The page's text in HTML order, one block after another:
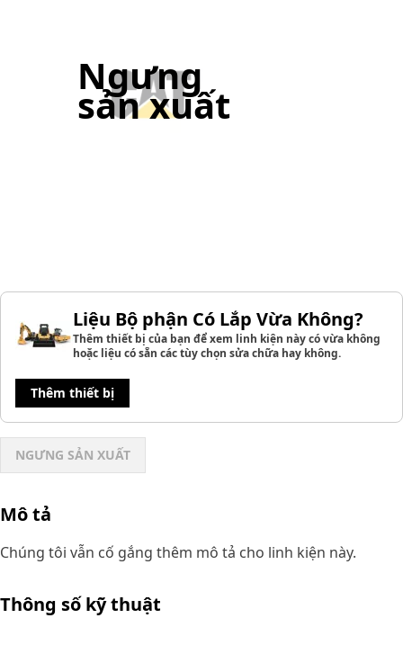
Ngưng
sản xuất
Liệu Bộ phận Có Lắp Vừa Không?
Thêm thiết bị của bạn để xem linh kiện này có vừa không
hoặc liệu có sẵn các tùy chọn sửa chữa hay không.
Thêm thiết bị
NGƯNG SẢN XUẤT
Mô tả
Chúng tôi vẫn cố gắng thêm mô tả cho linh kiện này.
Thông số kỹ thuật